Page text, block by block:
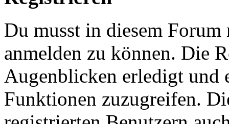
Du musst in diesem
anmelden zu können. Die
Augenblicken erledigt und
Funktionen zuzugreifen.